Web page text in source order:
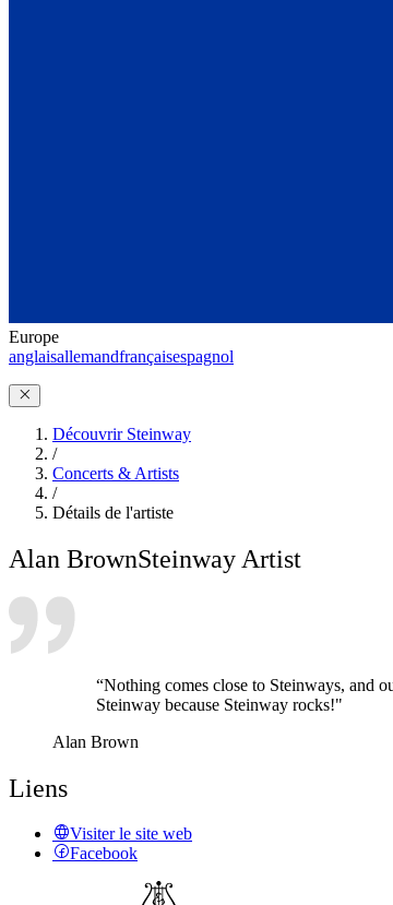
Europe
anglaisallemandfrançaisespagnol
Découvrir Steinway
/
Concerts & Artists
/
Détails de l'artiste
Alan BrownSteinway Artist
“Nothing comes close to Steinways, and
Steinway because Steinway rocks!"
Alan Brown
Liens
Visiter le site web
Facebook